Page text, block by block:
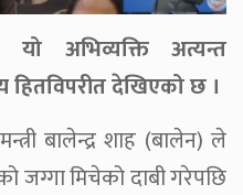
यो अभिव्यक्ति अत्यन्त
हितविपरीत देखिएको छ ।
बालेन्द्र शाह (बालेन) ले
जग्गा मिचेको दाबी गरेपछि